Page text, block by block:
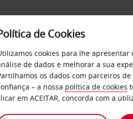
SERVIÇOS EMPRESAS
de Cookies
cookies para lhe apresentar
de dados e melhorar a sua
os dados com parceiros
– a nossa política de cookies
em ACEITAR, concorda com a